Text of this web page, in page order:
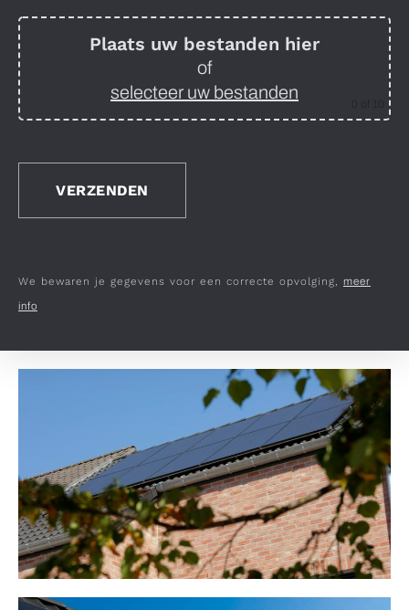
Plaats uw bestanden hier
of
selecteer uw bestanden
We bewaren je gegevens voor een correcte opvolging, meer
info